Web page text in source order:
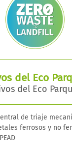
del Eco
del Eco
de triaje
ferrosos y no